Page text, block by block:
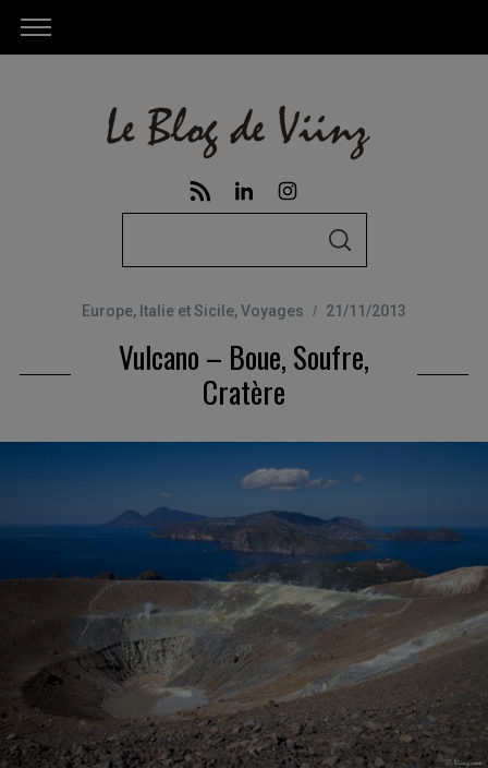
r
c
o
S
C
H
Europe, Italie et Sicile,Voyages 21/11/2013
Vulcano – Boue, Soufre,
Cratère